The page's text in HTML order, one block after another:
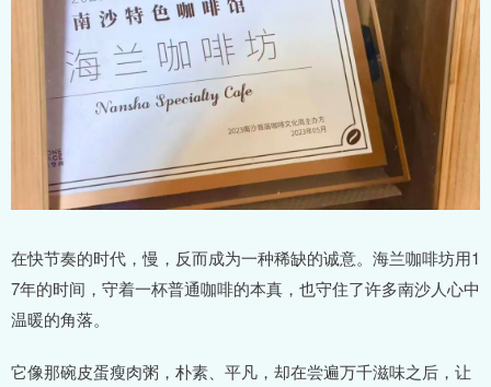
在快节奏的时代，慢，反而成为一种稀缺的诚意。海兰咖啡坊用1
7年的时间，守着一杯普通咖啡的本真，也守住了许多南沙人心中
温暖的角落。
它像那碗皮蛋瘦肉粥，朴素、平凡，却在尝遍万千滋味之后，让